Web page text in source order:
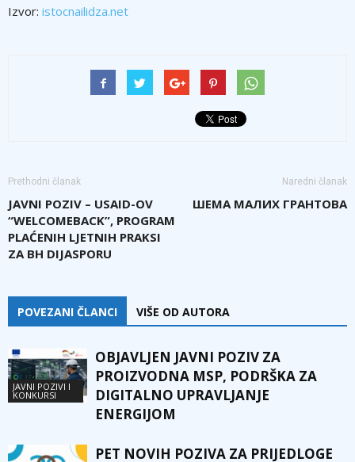
Izvor: istocnailidza.net
Prethodni članak
JAVNI POZIV – USAID-OV
“WELCOMEBACK”, PROGRAM
PLAĆENIH LJETNIH PRAKSI
ZA BH DIJASPORU
Naredni članak
ШЕМА МАЛИХ ГРАНТОВА
POVEZANI ČLANCI VIŠE OD AUTORA
JAVNI POZIVI I
KONKURSI
OBJAVLJEN JAVNI POZIV ZA
PROIZVODNA MSP, PODRŠKA ZA
DIGITALNO UPRAVLJANJE
ENERGIJOM
PET NOVIH POZIVA ZA PRIJEDLOGE